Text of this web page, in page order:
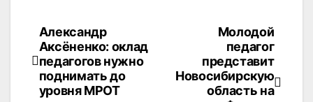
Навигация
по
записям
Молодой
педагог
представит
Новосибирскую
область на
Александр
Аксёненко: оклад
педагогов нужно
поднимать до
уровня МРОТ